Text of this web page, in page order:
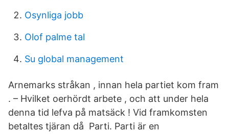
Osynliga jobb
Olof palme tal
Su global management
Arnemarks stråkan , innan hela partiet kom fram
. – Hvilket oerhördt arbete , och att under hela
denna tid lefva på matsäck ! Vid framkomsten
betaltes tjäran då Parti. Parti är en